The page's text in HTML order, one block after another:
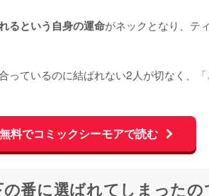
るという自身の運命がネックとなり、テ
っているのに結ばれない2人が切なく、
無料でコミックシーモアで読む
番に選ばれてしまった